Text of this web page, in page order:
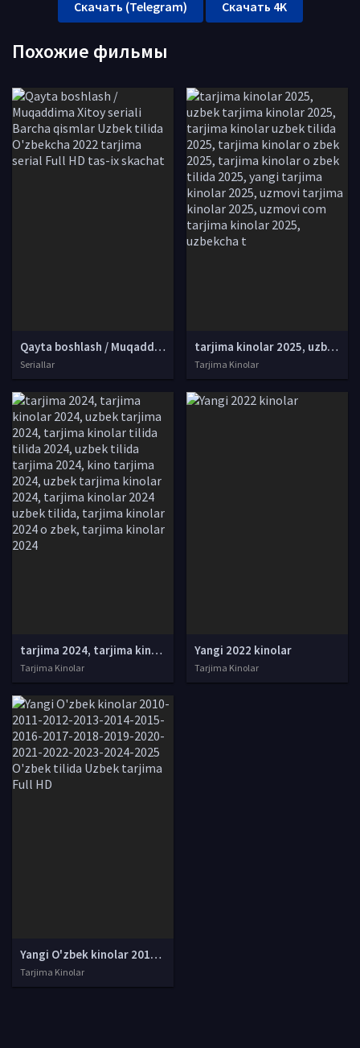
Скачать (Telegram)
Скачать 4K
Похожие фильмы
Qayta boshlash / Muqaddima Xitoy seriali Barcha qismlar Uzbek tilida O'zbekcha 2022 tarjima serial Full HD tas-ix skachat
Seriallar
tarjima kinolar 2025, uzbek tarjima kinolar 2025, tarjima kinolar uzbek tilida 2025, tarjima kinolar o zbek 2025, tarjima kinolar o zbek tilida 2025, yangi tarjima kinolar 2025, uzmovi tarjima kinolar 2025, uzmovi com tarjima kinolar 2025, uzbekcha t
Tarjima Kinolar
tarjima 2024, tarjima kinolar 2024, uzbek tarjima 2024, tarjima kinolar tilida tilida 2024, uzbek tilida tarjima 2024, kino tarjima 2024, uzbek tarjima kinolar 2024, tarjima kinolar 2024 uzbek tilida, tarjima kinolar 2024 o zbek, tarjima kinolar 2024
Tarjima Kinolar
Yangi 2022 kinolar
Tarjima Kinolar
Yangi O'zbek kinolar 2010-2011-2012-2013-2014-2015-2016-2017-2018-2019-2020-2021-2022-2023-2024-2025 O'zbek tilida Uzbek tarjima Full HD
Tarjima Kinolar